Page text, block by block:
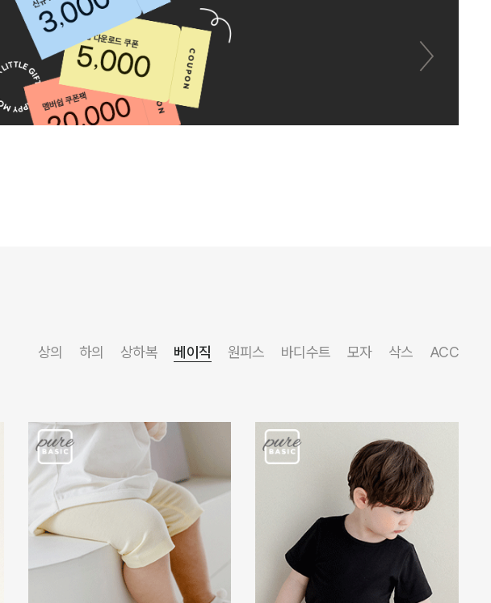
상의 하의 상하복 베이직 원피스 바디수트 모자 삭스 ACC